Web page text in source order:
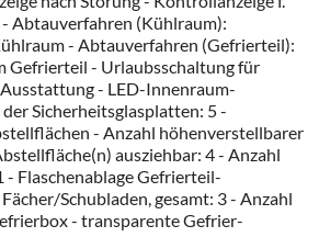
Abtauverfahren (Kühlraum):
- Abtauverfahren (Gefrierteil):
Gefrierteil - Urlaubsschaltung für
- LED-Innenraum-
Sicherheitsglasplatten: 5 -
- Anzahl höhenverstellbarer
ausziehbar: 4 - Anzahl
- Flaschenablage Gefrierteil-
Schubladen, gesamt: 3 - Anzahl
- transparente Gefrier-